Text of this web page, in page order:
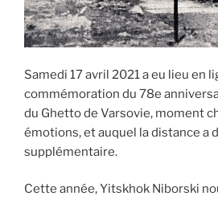
Samedi 17 avril 2021 a eu lieu en
commémoration du 78e
du Ghetto de Varsovie, moment
émotions, et auquel la distance a
supplémentaire.
Cette année, Yitskhok Niborski